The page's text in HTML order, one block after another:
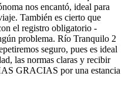
nos encantó, ideal para
También es cierto que
el registro obligatorio -
problema. Río Tranquilo 2
seguro, pues es ideal
las normas claras y recibir
GRACIAS por una estancia